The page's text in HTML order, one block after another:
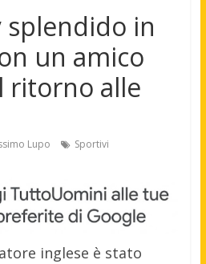
splendido in
un amico
ritorno alle
Lupo Sportivi
inglese è stato